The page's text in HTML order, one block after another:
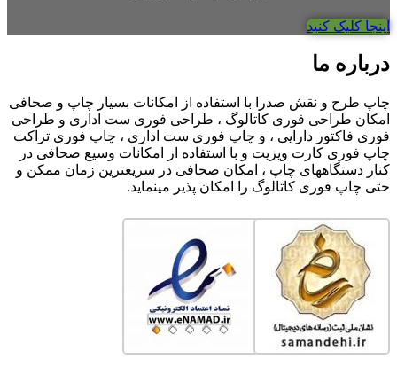
اینجا کلیک کنید
درباره ما
چاپ طرح و نقش صدرا با استفاده از امکانات بسیار چاپ و صحافی
امکان طراحی فوری کاتالوگ ، طراحی فوری ست اداری و طراحی
فوری فاکتور دارایی ، و چاپ فوری ست اداری ، چاپ فوری تراکت
چاپ فوری کارت ویزیت و با استفاده از امکانات وسیع صحافی در
کنار دستگاههای چاپ ، امکان صحافی در سریعترین زمان ممکن و
حتی چاپ فوری کاتالوگ را امکان پذیر مینماید.